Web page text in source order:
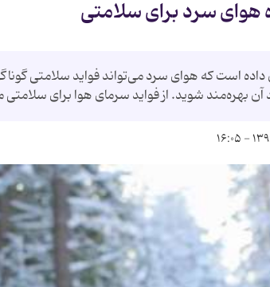
است که هوای سرد می‌تواند فواید سلامتی
آن بهره‌مند شوید. از فواید سرمای هوا برای سلامتی